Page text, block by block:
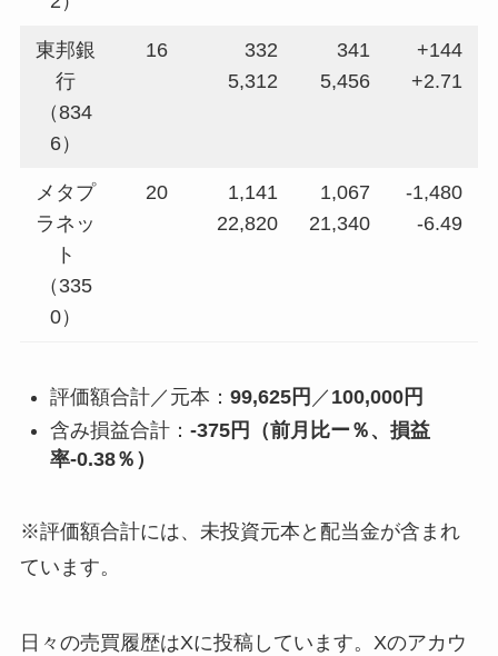
東邦銀
行
（834
6）
16
332
5,312
341
5,456
+144
+2.71
メタプ
ラネッ
ト
（335
0）
20
1,141
22,820
1,067
21,340
-1,480
-6.49
評価額合計／元本： 99,625円 ／ 100,000円
含み損益合計： -375円（前月比ー％、損益
率-0.38％）
※評価額合計には、未投資元本と配当金が含まれ
ています。
日々の売買履歴はXに投稿しています。Xのアカウ